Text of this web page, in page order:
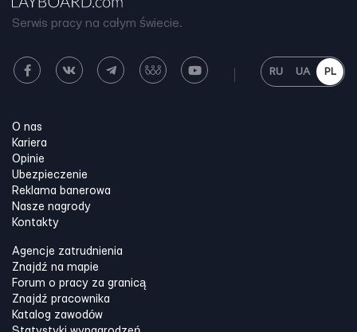
Serwis pracy na całym świecie.
RU UA PL
O nas
Kariera
Opinie
Ubezpieczenie
Reklama banerowa
Nasze nagrody
Kontakty
Agencje zatrudnienia
Znajdź na mapie
Forum o pracy za granicą
Znajdź pracownika
Katalog zawodów